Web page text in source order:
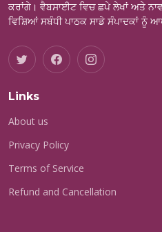
ਕਰਾਂਗੇ। ਵੈਬਸਾਈਟ ਵਿਚ ਛਪੇ ਲੇਖਾਂ ਅਤੇ
ਵਿਸ਼ਿਆਂ ਸਬੰਧੀ ਪਾਠਕ ਸਾਡੇ ਸੰਪਾਦਕਾਂ ਨੂੰ
Links
About us
Privacy Policy
Terms of Service
Refund and Cancellation